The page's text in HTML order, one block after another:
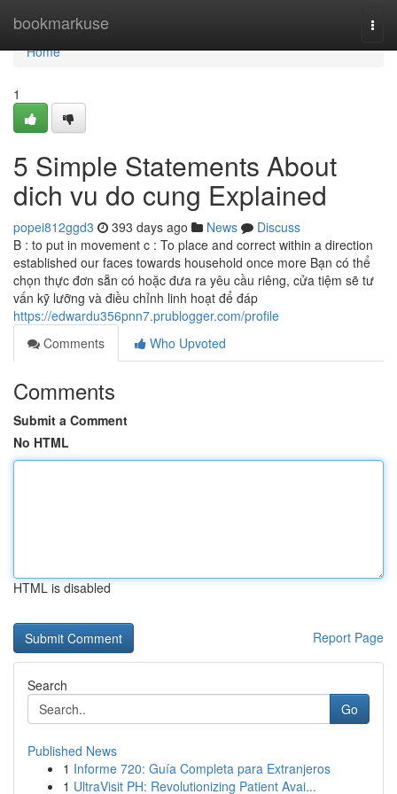
bookmarkuse
Home
Home
1
5 Simple Statements About
dich vu do cung Explained
popei812ggd3 393 days ago News
Discuss
B : to put in movement c : To place and correct within a direction
established our faces towards household once more Bạn có thể
chọn thực đơn sẵn có hoặc đưa ra yêu cầu riêng, cửa tiệm sẽ tư
vấn kỹ lưỡng và điều chỉnh linh hoạt để đáp
https://edwardu356pnn7.prublogger.com/profile
Comments
Who Upvoted
Comments
Submit a Comment
No HTML
HTML is disabled
Report Page
Search
Go
Published News
1 Informe 720: Guía Completa para Extranjeros
1 UltraVisit PH: Revolutionizing Patient Avai...